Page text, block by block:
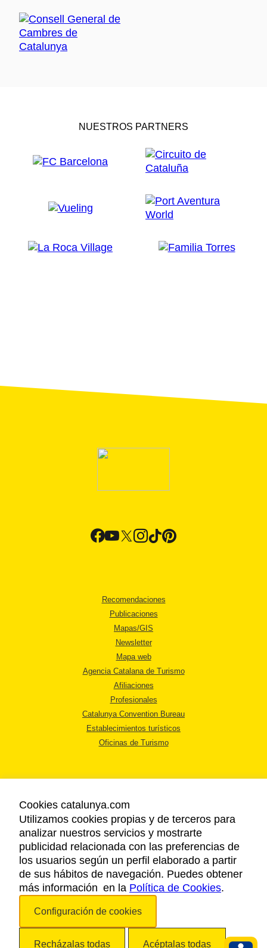
NUESTROS PARTNERS
Recomendaciones
Publicaciones
Mapas/GIS
Newsletter
Mapa web
Agencia Catalana de Turismo
Afiliaciones
Profesionales
Catalunya Convention Bureau
Establecimientos turísticos
Oficinas de Turismo
AVISO LEGAL
POLÍTICA DE PRIVACIDAD
COOKIES
ACCESSIBILIDAD
Copyright © 2026. Agencia Catalana de Turismo. Todos los derechos
Cookies catalunya.com
Utilizamos cookies propias y de terceros para
analizar nuestros servicios y mostrarte
publicidad relacionada con las preferencias de
los usuarios según un perfil elaborado a partir
de sus hábitos de navegación. Puedes obtener
más información en la Política de Cookies.
Configuración de cookies
Recházalas todas Acéptalas todas